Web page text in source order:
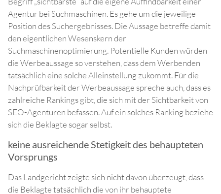
Agentur bei Suchmaschinen. Es gehe um die jeweilige
Position des Suchergebnisses. Die Aussage betreffe damit
den eigentlichen Wesenskern der
Suchmaschinenoptimierung. Potentielle Kunden würden
die Werbeaussage so verstehen, dass dem Werbenden
tatsächlich eine solche Alleinstellung zukommt. Für die
Nachprüfbarkeit der Werbeaussage spreche auch, dass es
zahlreiche Rankings gibt, die sich mit der Sichtbarkeit von
SEO-Agenturen befassen. Auf ein solches Ranking beziehe
sich die Beklagte sogar selbst.
keine ausreichende Stetigkeit des behaupteten
Vorsprungs
Das Landgericht zeigte sich nicht davon überzeugt, dass
die Beklagte tatsächlich die von ihr behauptete